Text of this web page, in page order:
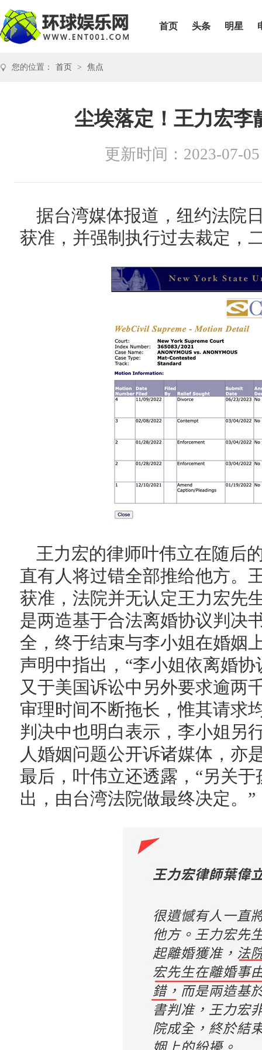
首页 头条 明星
您的位置： 首页 > 焦点
尘埃落定！王力宏李
更新时间：2023-07-05
据台湾媒体报道，纽约法院
获准，并强制执行过去裁定，
王力宏的律师叶伟立在随后
直有人将过错全部推给他方。
获准，法院并无认定王力宏先
是两造基于合法离婚协议判决
全，终于结束与李小姐在婚姻
声明中指出，“李小姐依离婚
又于美国诉讼中另外要求逾两
审理时间不断拖长，惟其请求
判决中也明白表示，李小姐另
人婚姻问题公开诉诸媒体，亦
最后，叶伟立还透露，“另关
出，由台湾法院做最终决定。”